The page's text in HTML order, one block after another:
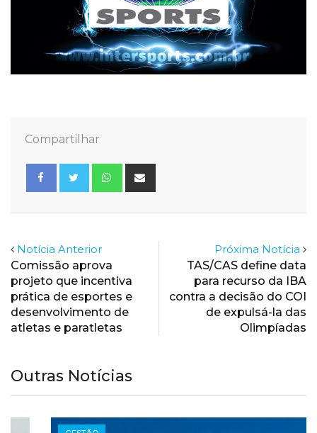
Compartilhar
Whatsapp
Notícia Anterior
Comissão aprova
projeto que incentiva
prática de esportes e
desenvolvimento de
atletas e paratletas
Próxima Notícia
TAS/CAS define data
para recurso da IBA
contra a decisão do COI
de expulsá-la das
Olimpíadas
Outras Notícias